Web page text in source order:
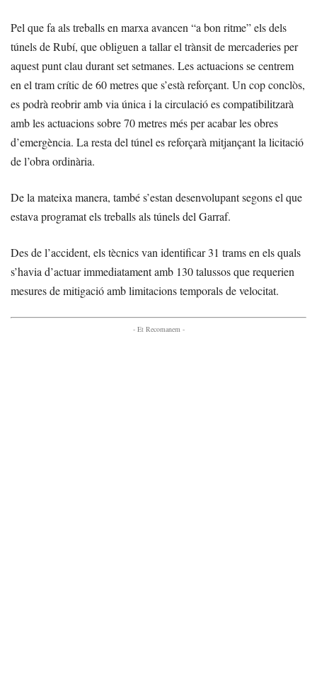
Pel que fa als treballs en marxa avancen “a bon ritme” els dels
túnels de Rubí, que obliguen a tallar el trànsit de mercaderies per
aquest punt clau durant set setmanes. Les actuacions se centrem
en el tram crític de 60 metres que s’està reforçant. Un cop conclòs,
es podrà reobrir amb via única i la circulació es compatibilitzarà
amb les actuacions sobre 70 metres més per acabar les obres
d’emergència. La resta del túnel es reforçarà mitjançant la licitació
de l’obra ordinària.
De la mateixa manera, també s’estan desenvolupant segons el que
estava programat els treballs als túnels del Garraf.
Des de l’accident, els tècnics van identificar 31 trams en els quals
s’havia d’actuar immediatament amb 130 talussos que requerien
mesures de mitigació amb limitacions temporals de velocitat.
- Et Recomanem -